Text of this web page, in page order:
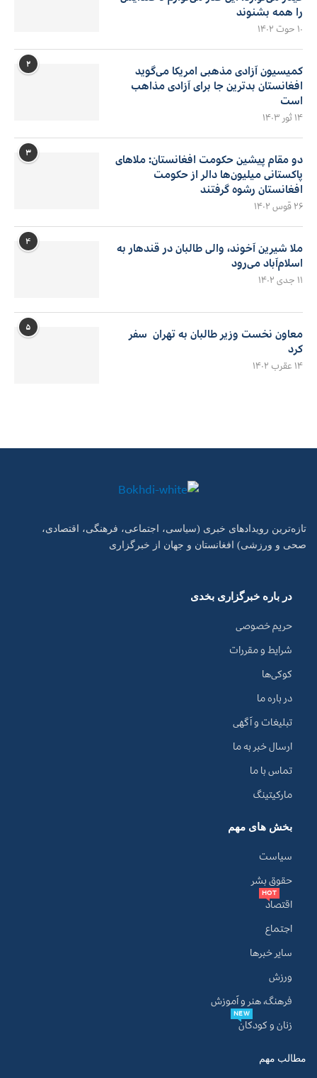
را همه بشنوند
۱۰ حوت ۱۴۰۲
۲
کمیسیون آزادی مذهبی امریکا می‌گوید
افغانستان بدترین جا برای آزادی مذاهب
است
۱۴ ثور ۱۴۰۳
۳
دو مقام پیشین حکومت افغانستان: ملاهای
پاکستانی میلیون‌ها دالر از حکومت
افغانستان رشوه گرفتند
۲۶ قوس ۱۴۰۲
۴
ملا شیرین آخوند، والی طالبان در قندهار به
اسلام‌آباد می‌رود
۱۱ جدی ۱۴۰۲
۵
معاون نخست وزیر طالبان به تهران سفر
کرد
۱۴ عقرب ۱۴۰۲
تازه‌ترین رویدادهای خبری (سیاسی، اجتماعی، فرهنگی، اقتصادی،
صحی و ورزشی) افغانستان و جهان از خبرگزاری
در باره خبرگزاری بخدی
حریم خصوصی
شرایط و مقررات
کوکی‌ها
در باره ما
تبلیغات و آگهی
ارسال خبر به ما
تماس با ما
مارکیتینگ
بخش های مهم
سیاست
حقوق بشر
اقتصاد
HOT
اجتماع
سایر خبرها
ورزش
فرهنگ، هنر و آموزش
زنان و کودکان
NEW
مطالب مهم